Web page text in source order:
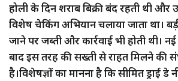
होली के दिन शराब बिक्री बंद रहती थी और
विशेष चेकिंग अभियान चलाया जाता था।
जाने पर जब्ती और कार्रवाई भी होती थी।
बाद इस तरह की सख्ती से राहत मिलने की
है।विशेषज्ञों का मानना है कि सीमित ड्राई